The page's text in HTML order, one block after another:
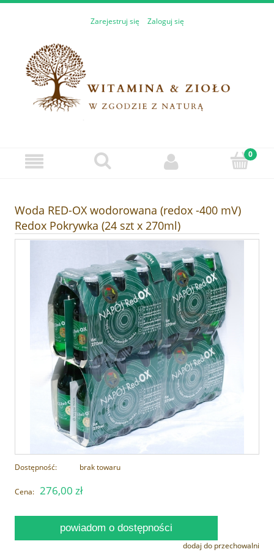
Zarejestruj się Zaloguj się
Woda RED-OX wodorowana (redox -400 mV)
Redox Pokrywka (24 szt x 270ml)
Dostępność: brak towaru
Cena: 276,00 zł
powiadom o dostępności
dodaj do przechowalni